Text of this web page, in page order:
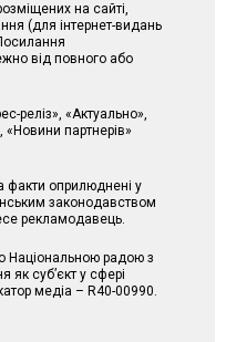
на сайті,
(для інтернет-видань
від повного або
реліз», «Актуально»,
«Новини партнерів»
факти оприлюднені у
законодавством
рекламодавець.
Національною радою з
як суб’єкт у сфері
медіа – R40-00990.